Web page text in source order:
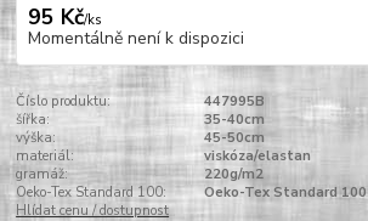
95 Kč/ks
Momentálně není k dispozici
Číslo produktu:
447995B
šířka:
35-40cm
výška:
45-50cm
materiál:
viskóza/elastan
gramáž:
220g/m2
Oeko-Tex Standard 100:
Oeko-Tex Standard 100
Hlídat cenu / dostupnost